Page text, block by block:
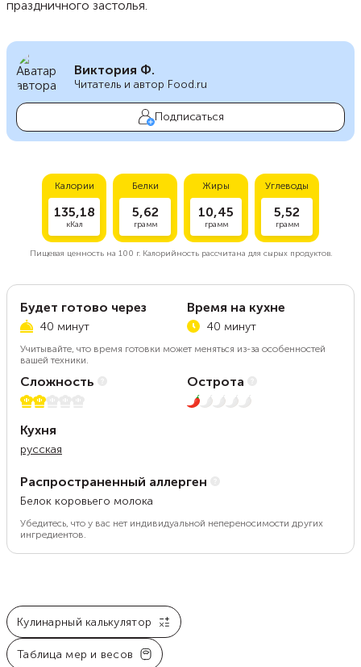
праздничного застолья.
Виктория Ф.
Читатель и автор Food.ru
Подписаться
Калории
135,18
кКал
Белки
5,62
грамм
Жиры
10,45
грамм
Углеводы
5,52
грамм
Пищевая ценность на 100 г.Калорийность рассчитана для сырых продуктов.
Будет готово через
40 минут
Время на кухне
40 минут
Учитывайте, что время готовки может меняться из-за особенностей
вашей техники.
Сложность
2 из 5
Острота
1 из 5
Кухня
русская
Распространенный аллерген
Белок коровьего молока
Убедитесь, что у вас нет индивидуальной непереносимости других
ингредиентов.
Кулинарный калькулятор
Таблица мер и весов